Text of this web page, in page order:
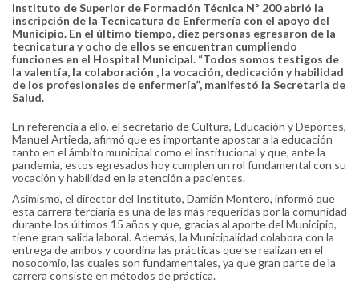
Instituto de Superior de Formación Técnica Nº 200 abrió la
inscripción de la Tecnicatura de Enfermería con el apoyo del
Municipio. En el último tiempo, diez personas egresaron de la
tecnicatura y ocho de ellos se encuentran cumpliendo
funciones en el Hospital Municipal. “Todos somos testigos de
la valentía, la colaboración , la vocación, dedicación y habilidad
de los profesionales de enfermería”, manifestó la Secretaria de
Salud.
En referencia a ello, el secretario de Cultura, Educación y Deportes,
Manuel Artieda, afirmó que es importante apostar a la educación
tanto en el ámbito municipal como el institucional y que, ante la
pandemia, estos egresados hoy cumplen un rol fundamental con su
vocación y habilidad en la atención a pacientes.
Asimismo, el director del Instituto, Damián Montero, informó que
esta carrera terciaria es una de las más requeridas por la comunidad
durante los últimos 15 años y que, gracias al aporte del Municipio,
tiene gran salida laboral. Además, la Municipalidad colabora con la
entrega de ambos y coordina las prácticas que se realizan en el
nosocomio, las cuales son fundamentales, ya que gran parte de la
carrera consiste en métodos de práctica.